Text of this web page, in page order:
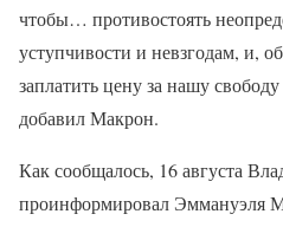
чтобы… противостоять
уступчивости и невзгодам, и,
заплатить цену за нашу
добавил Макрон.
Как сообщалось, 16 августа
проинформировал Эммануэля